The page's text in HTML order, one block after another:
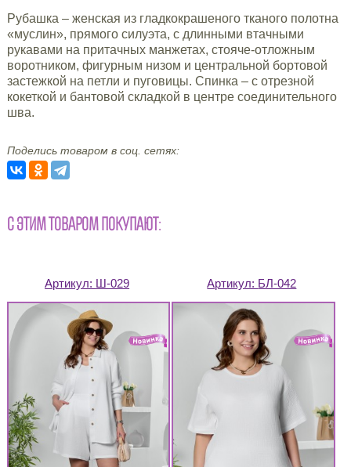
Рубашка – женская из гладкокрашеного тканого полотна
«муслин», прямого силуэта, с длинными втачными
рукавами на притачных манжетах, стояче-отложным
воротником, фигурным низом и центральной бортовой
застежкой на петли и пуговицы. Спинка – с отрезной
кокеткой и бантовой складкой в центре соединительного
шва.
Поделись товаром в соц. сетях:
С ЭТИМ ТОВАРОМ ПОКУПАЮТ:
Артикул: Ш-029 Артикул: БЛ-042